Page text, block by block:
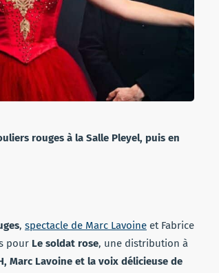
rouges à la Salle Pleyel, puis en
, spectacle de Marc Lavoine et Fabrice
pour Le soldat rose, une distribution à
Marc Lavoine et la voix délicieuse de